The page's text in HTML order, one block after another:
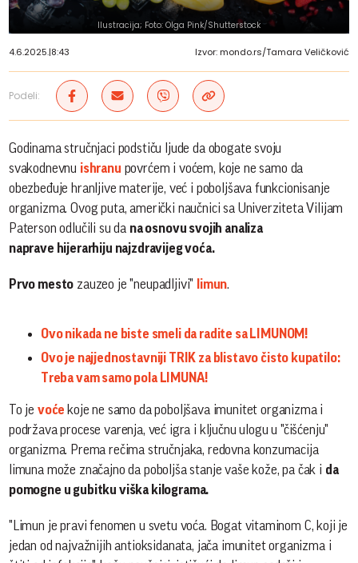
Ilustracija; Foto: Olga Pink/Shutterstock
4.6.2025.|8:43 Izvor: mondo.rs/Tamara Veličković
Podeli:
Godinama stručnjaci podstiču ljude da obogate svoju
svakodnevnu ishranu povrćem i voćem, koje ne samo da
obezbeđuje hranljive materije, već i poboljšava funkcionisanje
organizma. Ovog puta, američki naučnici sa Univerziteta Vilijam
Paterson odlučili su da na osnovu svojih analiza
naprave hijerarhiju najzdravijeg voća.
Prvo mesto zauzeo je "neupadljivi" limun.
Ovo nikada ne biste smeli da radite sa LIMUNOM!
Ovo je najjednostavniji TRIK za blistavo čisto kupatilo:
Treba vam samo pola LIMUNA!
To je voće koje ne samo da poboljšava imunitet organizma i
podržava procese varenja, već igra i ključnu ulogu u "čišćenju"
organizma. Prema rečima stručnjaka, redovna konzumacija
limuna može značajno da poboljša stanje vaše kože, pa čak i da
pomogne u gubitku viška kilograma.
"Limun je pravi fenomen u svetu voća. Bogat vitaminom C, koji je
jedan od najvažnijih antioksidanata, jača imunitet organizma i